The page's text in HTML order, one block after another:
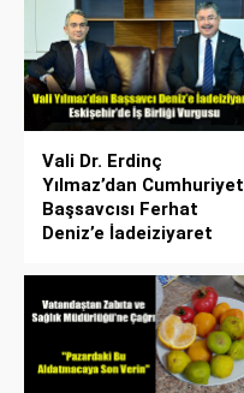
Vali Dr. Erdinç
Yılmaz’dan Cumhuriyet
Başsavcısı Ferhat
Deniz’e İadeiziyaret